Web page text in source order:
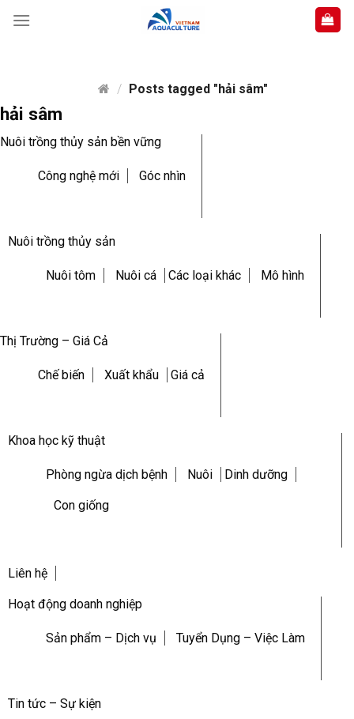
/ Posts tagged "hải sâm"
hải sâm
Nuôi trồng thủy sản bền vững
Công nghệ mới Góc nhìn
Nuôi trồng thủy sản
Nuôi tôm Nuôi cá Các loại khác Mô hình
Thị Trường – Giá Cả
Chế biến Xuất khẩu Giá cả
Khoa học kỹ thuật
Phòng ngừa dịch bệnh Nuôi Dinh dưỡng
Con giống
Liên hệ
Hoạt động doanh nghiệp
Sản phẩm – Dịch vụ Tuyển Dụng – Việc Làm
Tin tức – Sự kiện